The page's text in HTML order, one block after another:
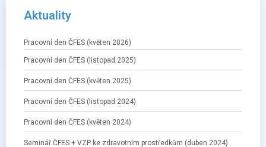
Aktuality
Pracovní den ČFES (květen 2026)
Pracovní den ČFES (listopad 2025)
Pracovní den ČFES (květen 2025)
Pracovní den ČFES (listopad 2024)
Pracovní den ČFES (květen 2024)
Seminář ČFES + VZP ke zdravotním prostředkům (duben 2024)